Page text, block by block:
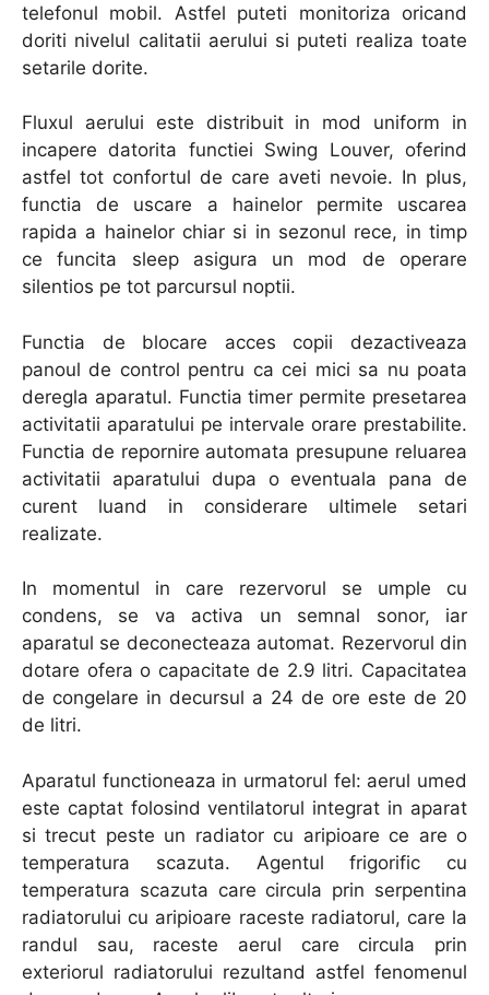
telefonul mobil. Astfel puteti monitoriza oricand
doriti nivelul calitatii aerului si puteti realiza toate
setarile dorite.
Fluxul aerului este distribuit in mod uniform in
incapere datorita functiei Swing Louver, oferind
astfel tot confortul de care aveti nevoie. In plus,
functia de uscare a hainelor permite uscarea
rapida a hainelor chiar si in sezonul rece, in timp
ce funcita sleep asigura un mod de operare
silentios pe tot parcursul noptii.
Functia de blocare acces copii dezactiveaza
panoul de control pentru ca cei mici sa nu poata
deregla aparatul. Functia timer permite presetarea
activitatii aparatului pe intervale orare prestabilite.
Functia de repornire automata presupune reluarea
activitatii aparatului dupa o eventuala pana de
curent luand in considerare ultimele setari
realizate.
In momentul in care rezervorul se umple cu
condens, se va activa un semnal sonor, iar
aparatul se deconecteaza automat. Rezervorul din
dotare ofera o capacitate de 2.9 litri. Capacitatea
de congelare in decursul a 24 de ore este de 20
de litri.
Aparatul functioneaza in urmatorul fel: aerul umed
este captat folosind ventilatorul integrat in aparat
si trecut peste un radiator cu aripioare ce are o
temperatura scazuta. Agentul frigorific cu
temperatura scazuta care circula prin serpentina
radiatorului cu aripioare raceste radiatorul, care la
randul sau, raceste aerul care circula prin
exteriorul radiatorului rezultand astfel fenomenul